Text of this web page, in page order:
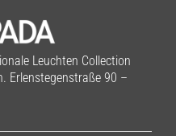
Leuchten Collection
Erlenstegenstraße 90 –